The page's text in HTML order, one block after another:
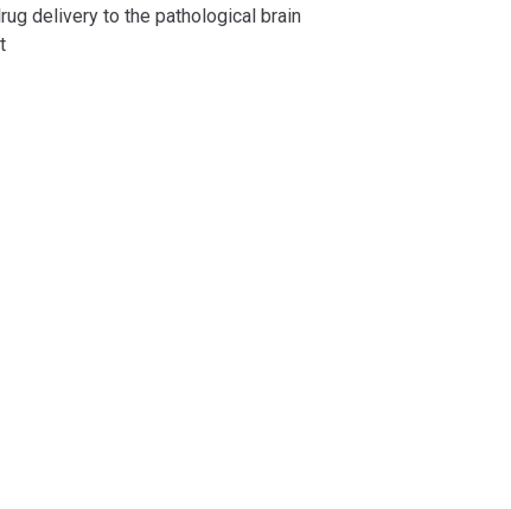
delivery to the pathological brain